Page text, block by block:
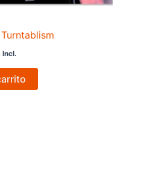
Incl.